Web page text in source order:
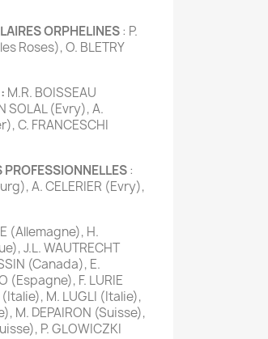
ORPHELINES: P.
Roses), O. BLETRY
M.R. BOISSEAU
SOLAL (Evry), A.
C. FRANCESCHI
:
A. CELERIER (Evry),
(Allemagne), H.
J.L. WAUTRECHT
(Canada), E.
(Espagne), F. LURIE
(Italie), M. LUGLI (Italie),
M. DEPAIRON (Suisse),
P. GLOWICZKI